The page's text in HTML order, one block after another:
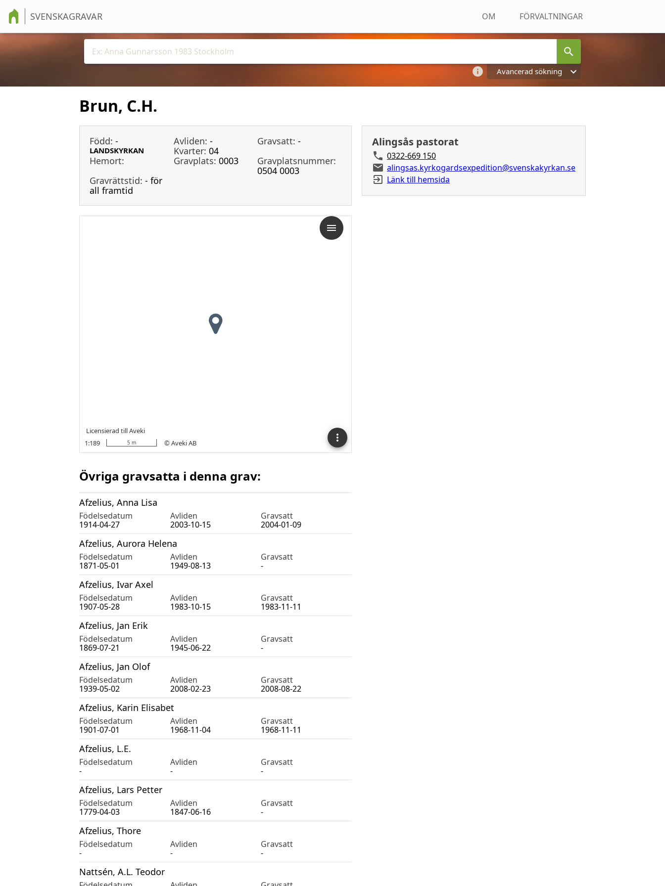
SVENSKAGRAVAR OM FÖRVALTNINGAR
Avancerad sökning
Brun, C.H.
Född: - Avliden: - Gravsatt: -
LANDSKYRKAN Kvarter: 04
Hemort:
Gravplats: 0003
Gravplatsnummer:
0504 0003
Gravrättstid: - för
all framtid
Övriga gravsatta i denna grav:
Afzelius, Anna Lisa
Födelsedatum Avliden
Gravsatt
1914-04-27
2003-10-15 2004-01-09
Afzelius, Aurora Helena
Födelsedatum Avliden
Gravsatt
1871-05-01
1949-08-13 -
Afzelius, Ivar Axel
Födelsedatum Avliden
Gravsatt
1907-05-28
1983-10-15 1983-11-11
Afzelius, Jan Erik
Födelsedatum Avliden
Gravsatt
1869-07-21
1945-06-22 -
Afzelius, Jan Olof
Födelsedatum Avliden
Gravsatt
1939-05-02
2008-02-23 2008-08-22
Afzelius, Karin Elisabet
Födelsedatum Avliden
Gravsatt
1901-07-01
1968-11-04 1968-11-11
Afzelius, L.E.
Födelsedatum Avliden
Gravsatt
-
- -
Afzelius, Lars Petter
Födelsedatum Avliden
Gravsatt
1779-04-03
1847-06-16 -
Afzelius, Thore
Födelsedatum Avliden
Gravsatt
-
- -
Nattsén, A.L. Teodor
Alingsås pastorat
0322-669 150
alingsas.kyrkogardsexpedition@svenskakyrkan.se
Länk till hemsida